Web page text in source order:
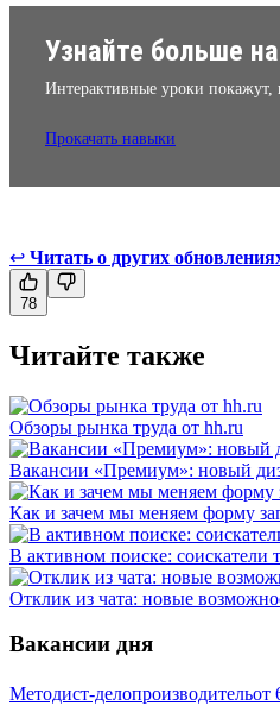
Узнайте больше
Интерактивные уроки покажут,
Прокачать навыки
↩ Читать о других
78
Читайте также
Обзоры рынка труда от hh.ru
Вакансии «Премиум»: новый
Как и зачем мы меняем форму
В активном поиске: соискатели
Отклик из чата: новые
Вакансии дня
Методист-делопроизводительот